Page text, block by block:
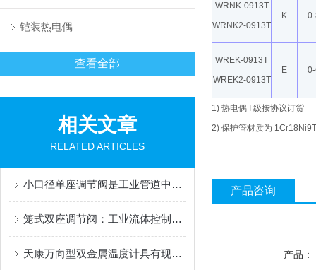
铠装热电偶
查看全部
相关文章
RELATED ARTICLES
小口径单座调节阀是工业管道中的精密流量控制单元
笼式双座调节阀：工业流体控制中的平衡艺术
天康万向型双金属温度计具有现场显示温度的功能
WRNK-0913T
WRNK2-0913T
K
WREK-0913T
WREK2-0913T
E
1) 热电偶
级按协议订货
2) 保护管材质为
产品咨询
产品：